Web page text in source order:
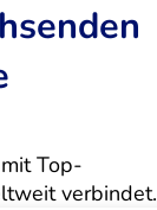
Top-
verbindet.